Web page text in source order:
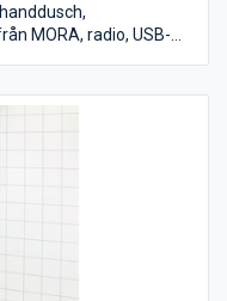
MORA, radio, USB-
2170 mm.